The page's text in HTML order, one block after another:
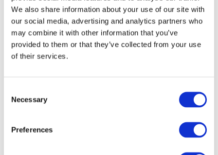
We also share information about your use of our site with
our social media, advertising and analytics partners who
may combine it with other information that you’ve
provided to them or that they’ve collected from your use
of their services.
Selection
Necessary
Preferences